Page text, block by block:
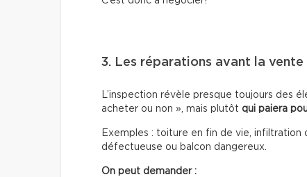
3. Les réparations avant la vente
L’inspection révèle presque toujours des
acheter ou non », mais plutôt qui paiera
Exemples : toiture en fin de vie, infiltration
défectueuse ou balcon dangereux.
On peut demander :